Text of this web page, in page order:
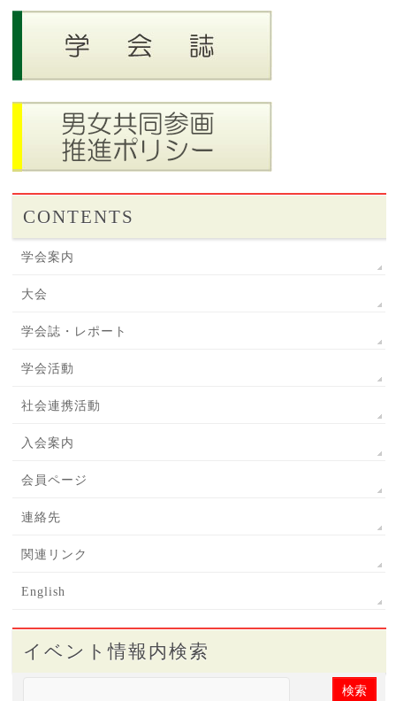
CONTENTS
学会案内
大会
学会誌・レポート
学会活動
社会連携活動
入会案内
会員ページ
連絡先
関連リンク
English
イベント情報内検索